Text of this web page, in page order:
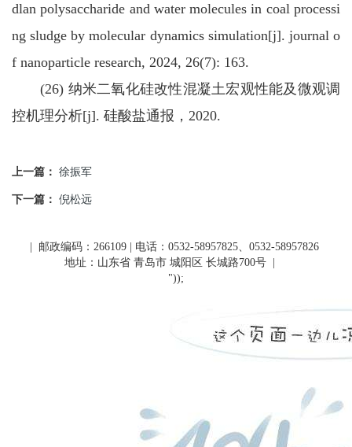
dlan polysaccharide and water molecules in coal processi
ng sludge by molecular dynamics simulation[j]. journal o
f nanoparticle research, 2024, 26(7): 163.
(26) 纳米二氧化硅改性混凝土宏观性能及微观调
控机理分析[j]. 硅酸盐通报，2020.
上一篇： 徐振军
下一篇： 倪松远
| 邮政编码：266109 | 电话：0532-58957825、0532-58957826
地址：山东省 青岛市 城阳区 长城路700号
"));